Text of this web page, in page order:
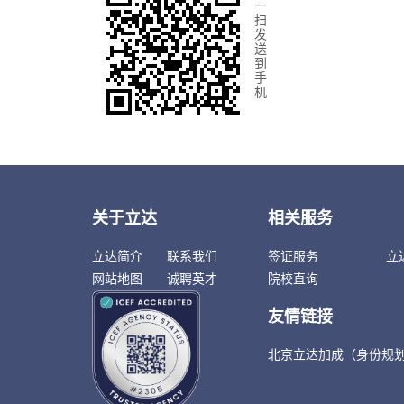
一
扫
发
送
到
手
机
关于立达
立达简介
联系我们
网站地图
诚聘英才
相关服务
签证服务
立
院校直询
友情链接
北京立达加成（身份规